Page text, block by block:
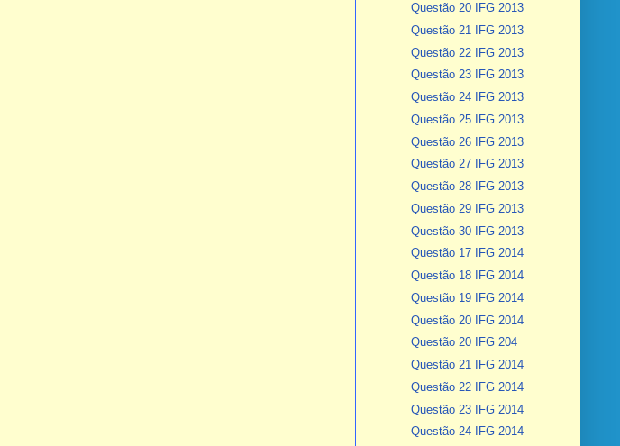
Questão 20 IFG 2013
Questão 21 IFG 2013
Questão 22 IFG 2013
Questão 23 IFG 2013
Questão 24 IFG 2013
Questão 25 IFG 2013
Questão 26 IFG 2013
Questão 27 IFG 2013
Questão 28 IFG 2013
Questão 29 IFG 2013
Questão 30 IFG 2013
Questão 17 IFG 2014
Questão 18 IFG 2014
Questão 19 IFG 2014
Questão 20 IFG 2014
Questão 20 IFG 204
Questão 21 IFG 2014
Questão 22 IFG 2014
Questão 23 IFG 2014
Questão 24 IFG 2014